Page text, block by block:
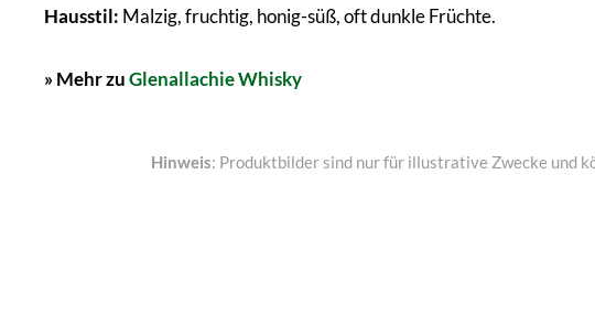
Hausstil: Malzig, fruchtig, honig-süß, oft dunkle Früchte.
» Mehr zuGlenallachie Whisky
Hinweis: Produktbilder sind nur für illustrative Zwecke und